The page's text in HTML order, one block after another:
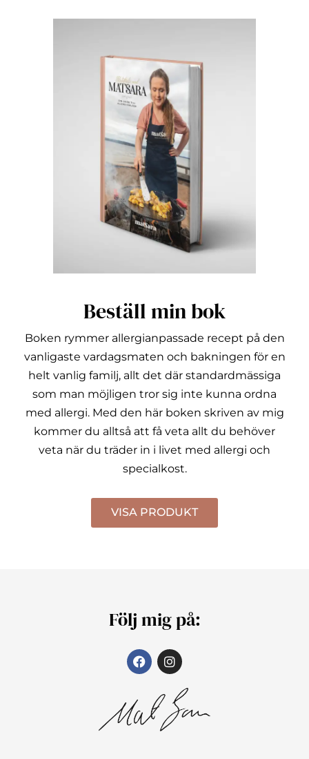
Beställ min bok
Boken rymmer allergianpassade recept på den
vanligaste vardagsmaten och bakningen för en
helt vanlig familj, allt det där standardmässiga
som man möjligen tror sig inte kunna ordna
med allergi. Med den här boken skriven av mig
kommer du alltså att få veta allt du behöver
veta när du träder in i livet med allergi och
specialkost.
VISA PRODUKT
Följ mig på: